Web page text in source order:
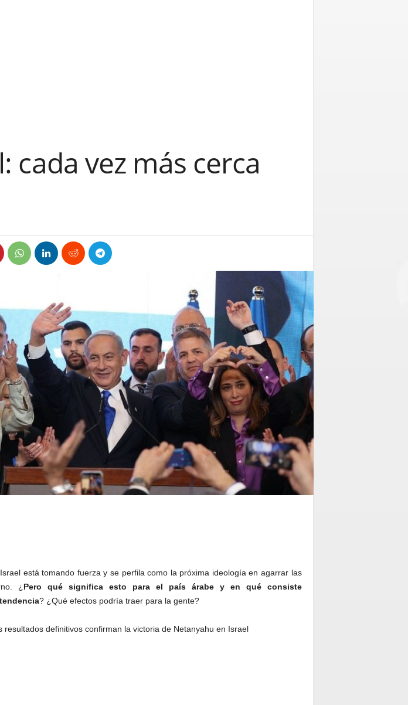
cada vez más cerca
está tomando fuerza y se perfila como la próxima ideología en agarrar las
¿ Pero qué significa esto para el país árabe y en qué consiste
? ¿Qué efectos podría traer para la gente?